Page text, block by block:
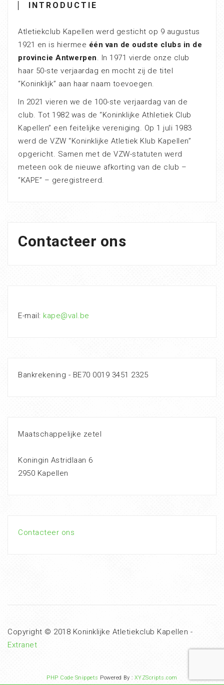
INTRODUCTIE
Atletiekclub Kapellen werd gesticht op 9 augustus
1921 en is hiermee één van de oudste clubs in de
provincie Antwerpen. In 1971 vierde onze club
haar 50-ste verjaardag en mocht zij de titel
“Koninklijk” aan haar naam toevoegen.
In 2021 vieren we de 100-ste verjaardag van de
club. Tot 1982 was de “Koninklijke Athletiek Club
Kapellen” een feitelijke vereniging. Op 1 juli 1983
werd de VZW “Koninklijke Atletiek Klub Kapellen”
opgericht. Samen met de VZW-statuten werd
meteen ook de nieuwe afkorting van de club –
“KAPE” – geregistreerd.
Contacteer ons
E-mail: kape@val.be
Bankrekening - BE70 0019 3451 2325
Maatschappelijke zetel
Koningin Astridlaan 6
2950 Kapellen
Contacteer ons
Copyright © 2018 Koninklijke Atletiekclub Kapellen -
Extranet
PHP Code Snippets Powered By : XYZScripts.com